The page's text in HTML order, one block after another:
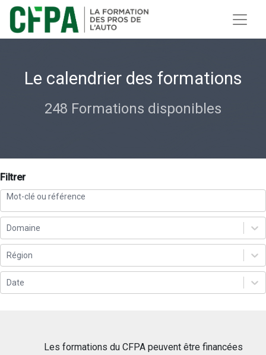
Le calendrier des formations
248 Formations disponibles
Filtrer
Domaine
Région
Date
Les formations du CFPA peuvent être financées